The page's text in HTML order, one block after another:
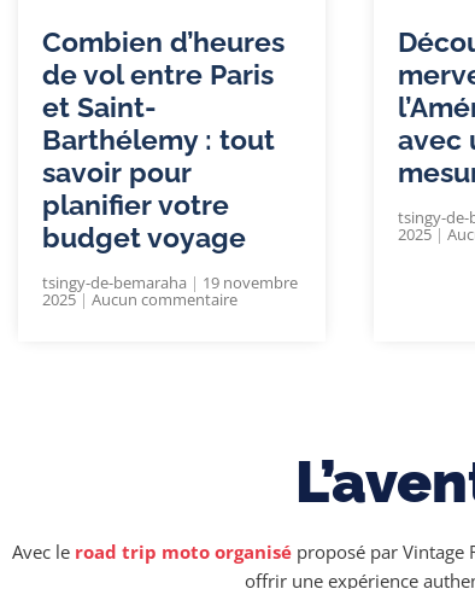
Combien d’heures
de vol entre Paris
et Saint-
Barthélemy : tout
savoir pour
planifier votre
budget voyage
tsingy-de-bemaraha 19 novembre
2025 Aucun commentaire
avec
tsingy-de-
2025
Avec le road trip moto organisé proposé par Vintage
offrir une expérience